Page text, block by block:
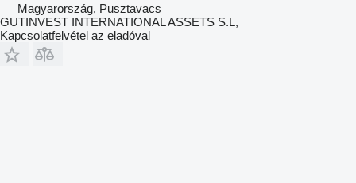
Magyarország, Pusztavacs
GUTINVEST INTERNATIONAL ASSETS S.L,
Kapcsolatfelvétel az eladóval